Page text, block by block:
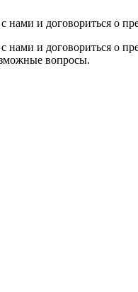
нами и договориться о
нами и договориться о
вопросы.